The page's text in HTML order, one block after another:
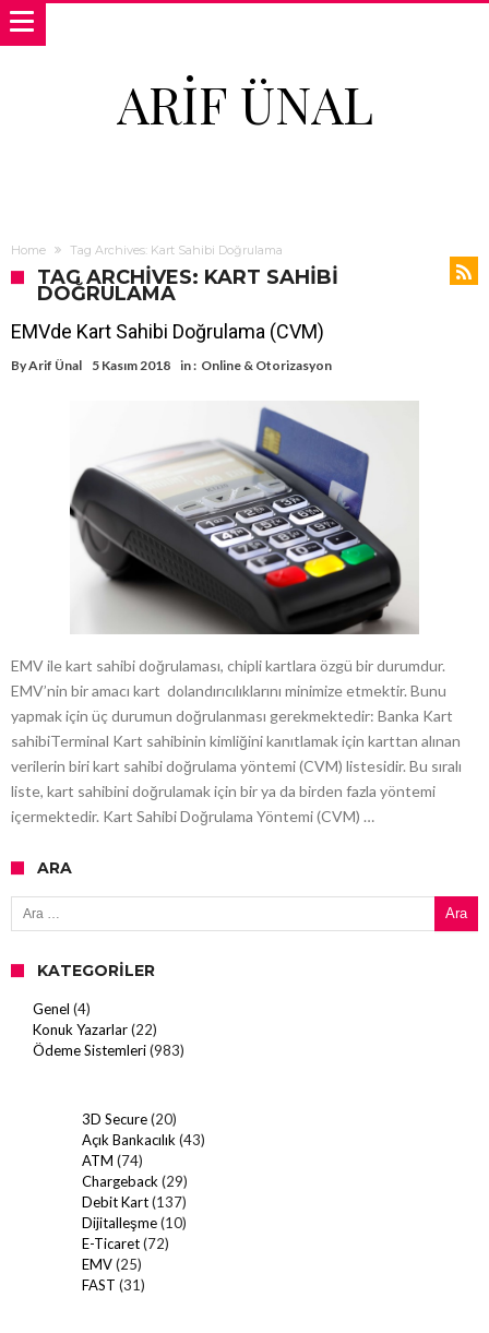
ARIF ÜNAL
Home Tag Archives: Kart Sahibi Doğrulama
TAG ARCHIVES: KART SAHIBI
DOĞRULAMA
EMVde Kart Sahibi Doğrulama (CVM)
ByArif Ünal 5 Kasım 2018 in : Online & Otorizasyon
EMV ile kart sahibi doğrulaması, chipli kartlara özgü bir durumdur.
EMV’nin bir amacı kart dolandırıcılıklarını minimize etmektir. Bunu
yapmak için üç durumun doğrulanması gerekmektedir: Banka Kart
sahibiTerminal Kart sahibinin kimliğini kanıtlamak için karttan alınan
verilerin biri kart sahibi doğrulama yöntemi (CVM) listesidir. Bu sıralı
liste, kart sahibini doğrulamak için bir ya da birden fazla yöntemi
içermektedir. Kart Sahibi Doğrulama Yöntemi (CVM) …
ARA
Arama:
KATEGORILER
Genel (4)
Konuk Yazarlar(22)
Ödeme Sistemleri(983)
3D Secure(20)
Açık Bankacılık (43)
ATM (74)
Chargeback (29)
Debit Kart(137)
Dijitalleşme(10)
E-Ticaret(72)
EMV(25)
FAST (31)